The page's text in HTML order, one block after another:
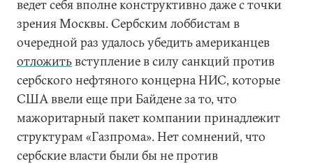
ведет себя вполне конструктивно даже с точки
зрения Москвы. Сербским лоббистам в
очередной раз удалось убедить американцев
отложитьвступление в силу санкций против
сербского нефтяного концерна НИС, которые
США ввели еще при Байдене за то, что
мажоритарный пакет компании принадлежит
структурам «Газпрома». Нет сомнений, что
сербские власти были бы не против